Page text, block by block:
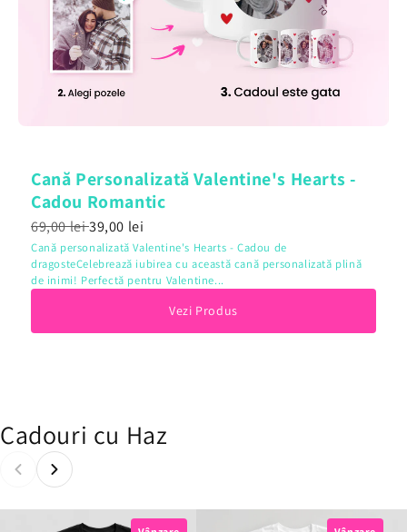
Cană Personalizată Valentine's Hearts -
Cadou Romantic
69,00 lei39,00 lei
Cană personalizată Valentine's Hearts - Cadou de
dragosteCelebrează iubirea cu această cană personalizată plină
de inimi! Perfectă pentru Valentine...
Vezi Produs
Cadouri cu Haz